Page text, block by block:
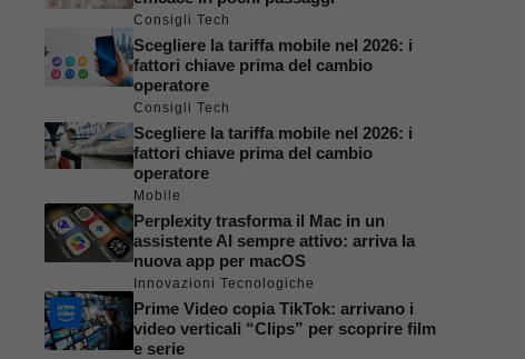
Consigli Tech
Scegliere la tariffa mobile nel 2026: i
fattori chiave prima del cambio
operatore
Consigli Tech
Scegliere la tariffa mobile nel 2026: i
fattori chiave prima del cambio
operatore
Mobile
Perplexity trasforma il Mac in un
assistente AI sempre attivo: arriva la
nuova app per macOS
Innovazioni Tecnologiche
Prime Video copia TikTok: arrivano i
video verticali “Clips” per scoprire film
e serie